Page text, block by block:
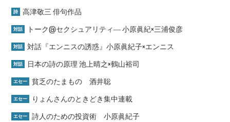
詩 高津敬三 俳句作品
対話 トーク@セクシュアリティ― 小原眞紀×三浦俊彦
対話 対話『エンニスの誘惑』小原眞紀子×エンニス
対話 日本の詩の原理 池上晴之×鶴山裕司
エセー 貧乏のたまもの 酒井聡
エセー りょんさんのときどき集中連載
エセー 詩人のための投資術 小原眞紀子